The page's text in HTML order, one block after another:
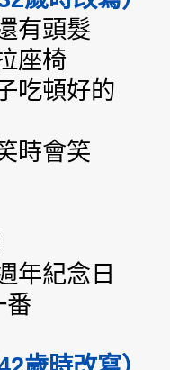
有頭髮
座椅
吃頓好的
時會笑
年紀念日
番